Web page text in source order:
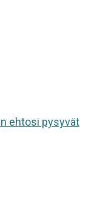
ehtosi pysyvät